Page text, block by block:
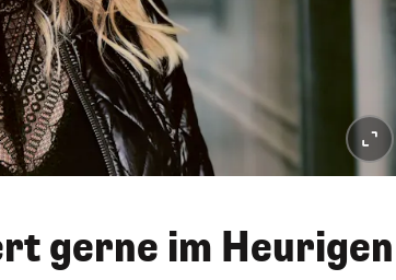
gerne im Heurigen